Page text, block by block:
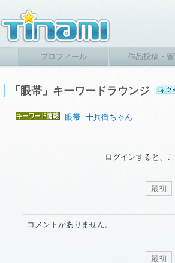
プロフィール 作品投稿・
「眼帯」キーワードラウンジ
眼帯 十兵衛ちゃん
ログインすると、
最初
コメントがありません。
最初